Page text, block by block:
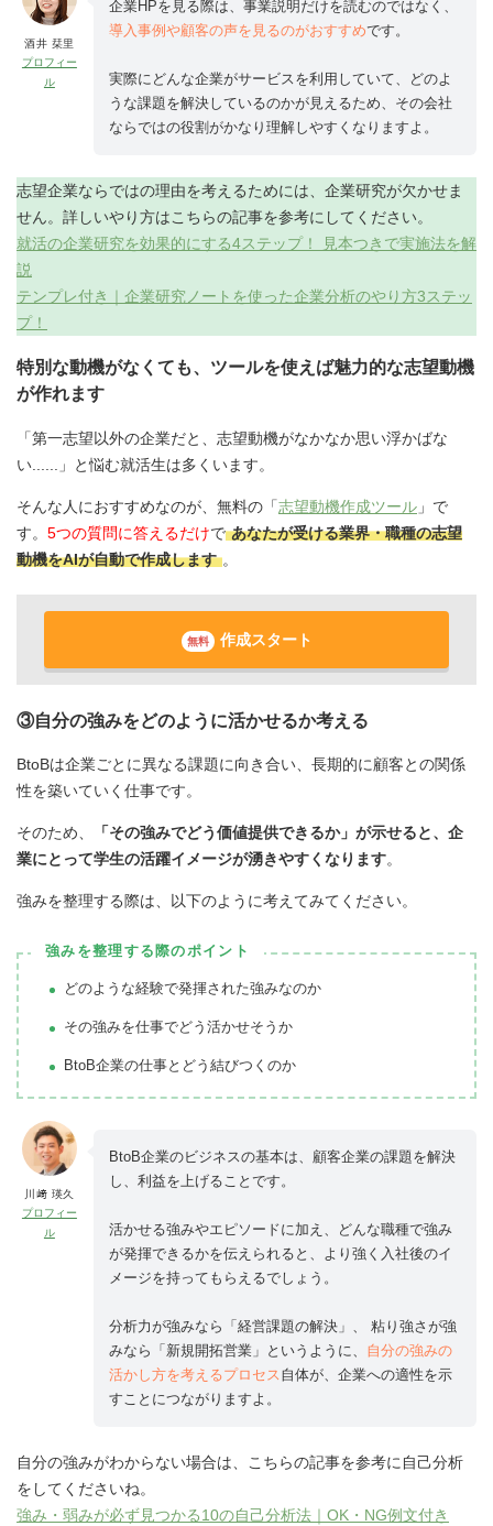
酒井 栞里
プロフィー
ル
企業HPを見る際は、事業説明だけを読むのではなく、
導入事例や顧客の声を見るのがおすすめです。
実際にどんな企業がサービスを利用していて、どのよ
うな課題を解決しているのかが見えるため、その会社
ならではの役割がかなり理解しやすくなりますよ。
志望企業ならではの理由を考えるためには、企業研究が欠かせま
せん。詳しいやり方はこちらの記事を参考にしてください。
就活の企業研究を効果的にする4ステップ！ 見本つきで実施法を解
説
テンプレ付き｜企業研究ノートを使った企業分析のやり方3ステッ
プ！
特別な動機がなくても、ツールを使えば魅力的な志望動機
が作れます
「第一志望以外の企業だと、志望動機がなかなか思い浮かばな
い......」と悩む就活生は多くいます。
そんな人におすすめなのが、無料の「志望動機作成ツール 」で
す。 5つの質問に答えるだけで あなたが受ける業界・職種の志望
動機をAIが自動で作成します 。
無料 作成スタート
③自分の強みをどのように活かせるか考える
BtoBは企業ごとに異なる課題に向き合い、長期的に顧客との関係
性を築いていく仕事です。
そのため、
「その強みでどう価値提供できるか」が示せると、企
業にとって学生の活躍イメージが湧きやすくなります。
強みを整理する際は、以下のように考えてみてください。
強みを整理する際のポイント
どのような経験で発揮された強みなのか
その強みを仕事でどう活かせそうか
BtoB企業の仕事とどう結びつくのか
川﨑 瑛久
プロフィー
ル
BtoB企業のビジネスの基本は、顧客企業の課題を解決
し、利益を上げることです。
活かせる強みやエピソードに加え、どんな職種で強み
が発揮できるかを伝えられると、より強く入社後のイ
メージを持ってもらえるでしょう。
分析力が強みなら「経営課題の解決」、 粘り強さが強
みなら「新規開拓営業」というように、 自分の強みの
活かし方を考えるプロセス自体が、企業への適性を示
すことにつながりますよ。
自分の強みがわからない場合は、こちらの記事を参考に自己分析
をしてくださいね。
強み・弱みが必ず見つかる10の自己分析法｜OK・NG例文付き